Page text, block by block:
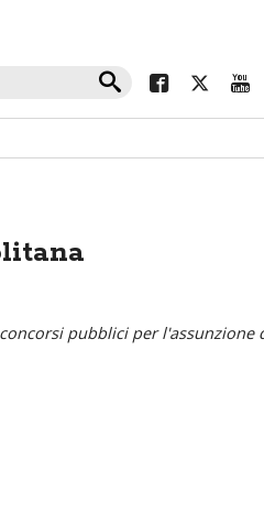
pubblici per l'assunzione